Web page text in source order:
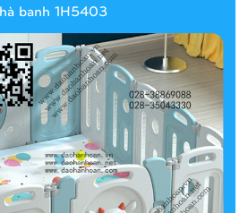
banh 1H5403